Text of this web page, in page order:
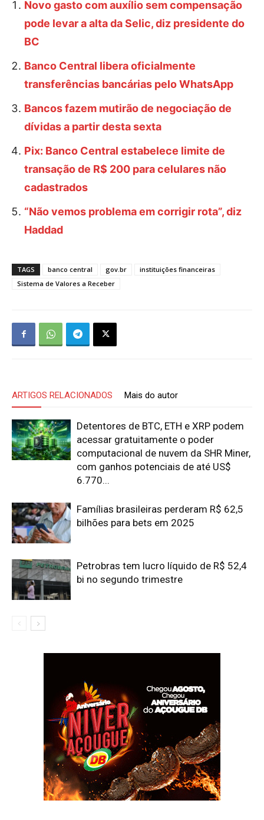
Novo gasto com auxílio sem compensação
pode levar a alta da Selic, diz presidente do
BC
Banco Central libera oficialmente
transferências bancárias pelo WhatsApp
Bancos fazem mutirão de negociação de
dívidas a partir desta sexta
Pix: Banco Central estabelece limite de
transação de R$ 200 para celulares não
cadastrados
“Não vemos problema em corrigir rota”, diz
Haddad
TAGS banco central gov.br
instituições financeiras
Sistema de Valores a Receber
ARTIGOS RELACIONADOS Mais do autor
Detentores de BTC, ETH e XRP podem
acessar gratuitamente o poder
computacional de nuvem da SHR Miner,
com ganhos potenciais de até US$
6.770...
Famílias brasileiras perderam R$ 62,5
bilhões para bets em 2025
Petrobras tem lucro líquido de R$ 52,4
bi no segundo trimestre